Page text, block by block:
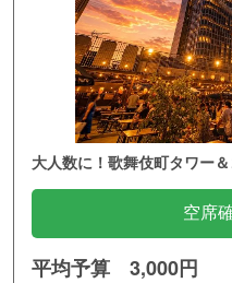
大人数に！歌舞伎町タワー
空席
平均予算 3,000円